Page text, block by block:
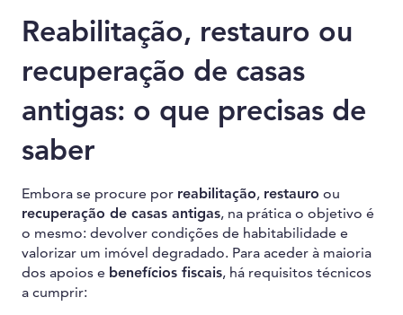
Reabilitação, restauro ou
recuperação de casas
antigas: o que precisas de
saber
Embora se procure por reabilitação, restauro ou
recuperação de casas antigas, na prática o objetivo é
o mesmo: devolver condições de habitabilidade e
valorizar um imóvel degradado. Para aceder à maioria
dos apoios e benefícios fiscais, há requisitos técnicos
a cumprir: